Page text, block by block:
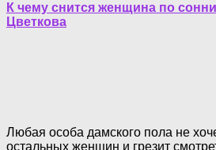
К чему снится женщина по
Цветкова
Любая особа дамского пола не
остальных женщин и грезит